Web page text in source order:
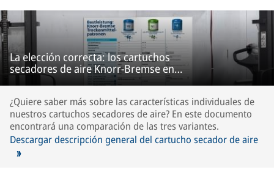
La elección correcta: los cartuchos
secadores de aire Knorr-Bremse en
comparación
¿Quiere saber más sobre las características individuales de
nuestros cartuchos secadores de aire? En este documento
encontrará una comparación de las tres variantes.
Descargar descripción general del cartucho secador de aire